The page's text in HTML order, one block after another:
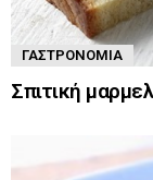
ΓΑΣΤΡΟΝΟΜΊΑ
Σπιτική